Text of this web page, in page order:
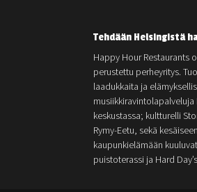
Tehdään Helsingistä
Happy Hour Restaurants
perustettu perheyritys.
laadukkaita ja
musiikkiravintolapalveluja
keskustassa; kultturelli
Rymy-Eetu, sekä kesäiseen
kaupunkielämään
puistoterassi ja Hard